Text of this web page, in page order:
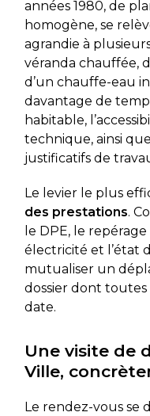
années 1980, de
homogène, se
agrandie à
véranda chauffée,
d’un chauffe-eau
davantage de
habitable,
technique, ainsi
justificatifs de
Le levier le plus
des prestations.
le DPE, le
électricité et l’état
mutualiser un
dossier dont
date.
Une visite de
Ville,
Le rendez-vous se